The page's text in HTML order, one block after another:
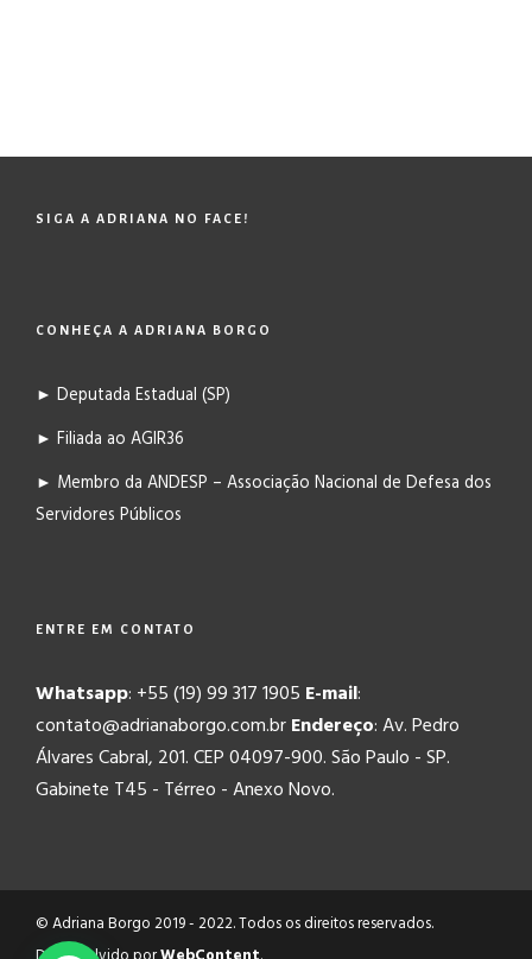
SIGA A ADRIANA NO FACE!
CONHEÇA A ADRIANA BORGO
► Deputada Estadual (SP)
► Filiada ao AGIR36
► Membro da ANDESP – Associação Nacional de Defesa dos
Servidores Públicos
ENTRE EM CONTATO
Whatsapp: +55 (19) 99 317 1905 E-mail:
contato@adrianaborgo.com.brEndereço: Av. Pedro
Álvares Cabral, 201. CEP 04097-900. São Paulo - SP.
Gabinete T45 - Térreo - Anexo Novo.
© Adriana Borgo 2019 - 2022. Todos os direitos reservados.